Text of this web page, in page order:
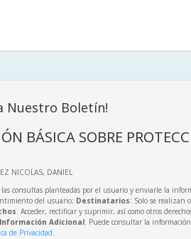
Nuestro Boletín!
BÁSICA SOBRE
NICOLAS, DANIEL
las consultas planteadas por el usuario y enviarle la
del usuario; Destinatarios: Solo se realizan
: Acceder, rectificar y suprimir, así como otros
Información Adicional: Puede consultar la
de Privacidad.